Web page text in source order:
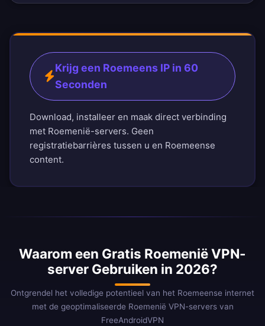
Krijg een Roemeens IP in 60
Seconden
Download, installeer en maak direct verbinding
met Roemenië-servers. Geen
registratiebarrières tussen u en Roemeense
content.
Waarom een Gratis Roemenië VPN-
server Gebruiken in 2026?
Ontgrendel het volledige potentieel van het Roemeense internet
met de geoptimaliseerde Roemenië VPN-servers van
FreeAndroidVPN